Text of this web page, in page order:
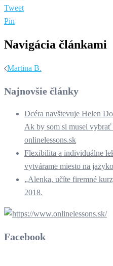
Tweet
Pin
Navigácia článkami
Martina B.
Najnovšie články
Dcéra navštevuje Helen
Ak by som si musel
onlinelessons.sk
Flexibilita a individuálne
vytvárame miesto na
„Alenka, učíte firemné
2018.
Facebook